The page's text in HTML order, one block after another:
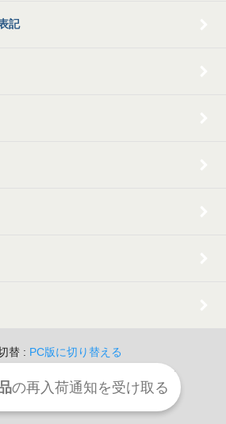
記
替 : PC版に切り替える
Tamatsubaki All Rights Reserved.
の再入荷通知を受け取る